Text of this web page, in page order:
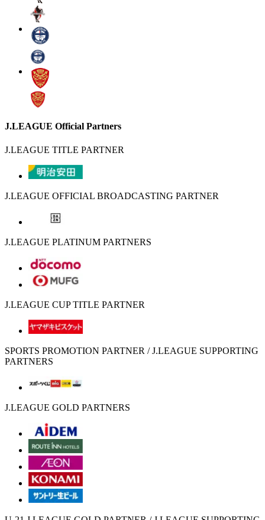
J.LEAGUE Official Partners
J.LEAGUE TITLE PARTNER
J.LEAGUE OFFICIAL BROADCASTING PARTNER
J.LEAGUE PLATINUM PARTNERS
J.LEAGUE CUP TITLE PARTNER
SPORTS PROMOTION PARTNER / J.LEAGUE SUPPORTING
PARTNERS
J.LEAGUE GOLD PARTNERS